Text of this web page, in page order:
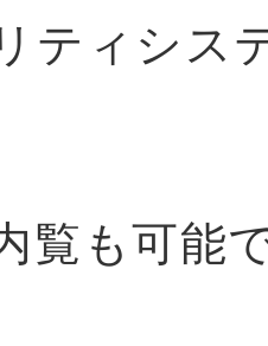
ティシス
覧も可能